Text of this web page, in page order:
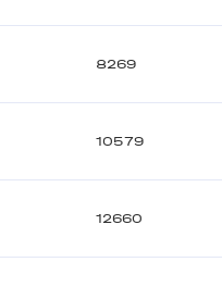
8269
10579
12660